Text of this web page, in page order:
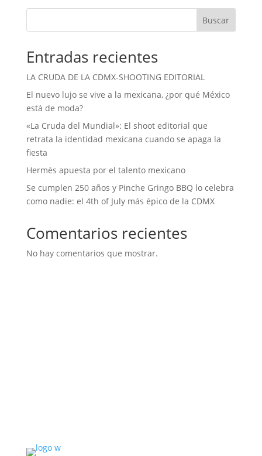
Buscar
Entradas recientes
LA CRUDA DE LA CDMX-SHOOTING EDITORIAL
El nuevo lujo se vive a la mexicana, ¿por qué México
está de moda?
«La Cruda del Mundial»: El shoot editorial que
retrata la identidad mexicana cuando se apaga la
fiesta
Hermès apuesta por el talento mexicano
Se cumplen 250 años y Pinche Gringo BBQ lo celebra
como nadie: el 4th of July más épico de la CDMX
Comentarios recientes
No hay comentarios que mostrar.